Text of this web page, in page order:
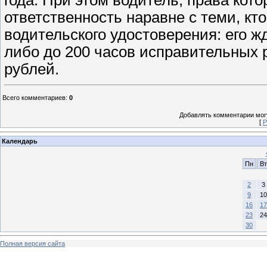
ответственность наравне с теми,
водительского удостоверения: его
либо до 200 часов
рублей.
Всего комментариев: 0
Добавлять комментарии
[
Календарь
Пн
Вт
2
3
9
10
16
17
23
24
30
Полная версия сайта